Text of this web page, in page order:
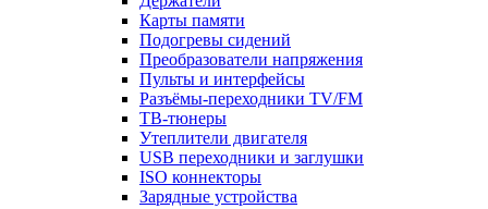
Карты памяти
Подогревы сидений
Преобразователи напряжения
Пульты и интерфейсы
Разъёмы-переходники TV/FM
ТВ-тюнеры
Утеплители двигателя
USB переходники и заглушки
ISO коннекторы
Зарядные устройства